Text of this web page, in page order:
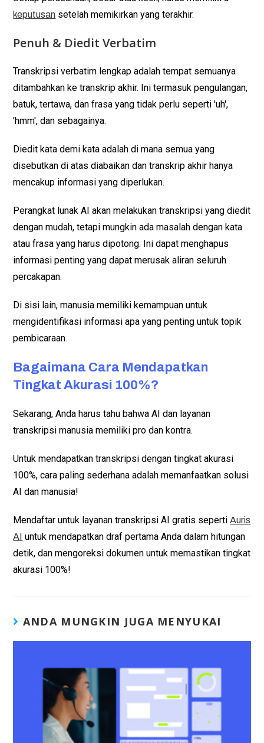
keputusan setelah memikirkan yang terakhir.
Penuh & Diedit Verbatim
Transkripsi verbatim lengkap adalah tempat semuanya
ditambahkan ke transkrip akhir. Ini termasuk pengulangan,
batuk, tertawa, dan frasa yang tidak perlu seperti 'uh',
'hmm', dan sebagainya.
Diedit kata demi kata adalah di mana semua yang
disebutkan di atas diabaikan dan transkrip akhir hanya
mencakup informasi yang diperlukan.
Perangkat lunak AI akan melakukan transkripsi yang diedit
dengan mudah, tetapi mungkin ada masalah dengan kata
atau frasa yang harus dipotong. Ini dapat menghapus
informasi penting yang dapat merusak aliran seluruh
percakapan.
Di sisi lain, manusia memiliki kemampuan untuk
mengidentifikasi informasi apa yang penting untuk topik
pembicaraan.
Bagaimana Cara Mendapatkan
Tingkat Akurasi 100%?
Sekarang, Anda harus tahu bahwa AI dan layanan
transkripsi manusia memiliki pro dan kontra.
Untuk mendapatkan transkripsi dengan tingkat akurasi
100%, cara paling sederhana adalah memanfaatkan solusi
AI dan manusia!
Mendaftar untuk layanan transkripsi AI gratis sepertiAuris
AI untuk mendapatkan draf pertama Anda dalam hitungan
detik, dan mengoreksi dokumen untuk memastikan tingkat
akurasi 100%!
ANDA MUNGKIN JUGA MENYUKAI